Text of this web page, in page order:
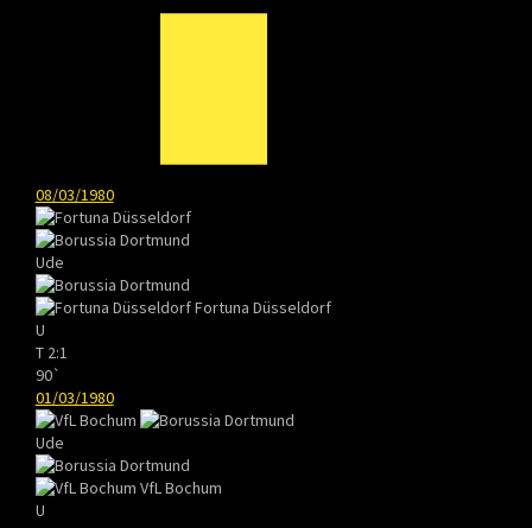
08/03/1980
Ude
Fortuna Düsseldorf
U
T 2:1
90`
01/03/1980
Ude
VfL Bochum
U